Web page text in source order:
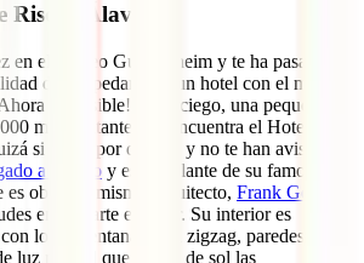
Riscal, Álava
en el Museo Guggenheim y te ha pasado
de hospedarte en un hotel con el mismo
es posible! En Elciego, una pequeña
mil habitantes, se encuentra el Hotel
si pasas por delante y no te han avisado te
a Bilbao y estás delante de su famoso
es obra del mismo arquitecto, Frank Gehry
en su parte exterior. Su interior es
locos ventanales en zigzag, paredes
luz natural que bañan de sol las